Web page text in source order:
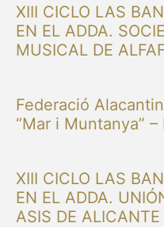
XIII CICLO LAS
EN EL ADDA.
MUSICAL DE
Federació
“Mar i Muntanya” –
XIII CICLO LAS
EN EL ADDA.
ASIS DE ALICANTE